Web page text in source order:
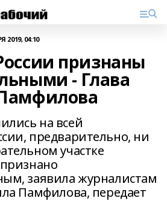
2019, 04:10
признаны
- Глава
на всей
предварительно, ни
участке
заявила журналистам
Памфилова, передает